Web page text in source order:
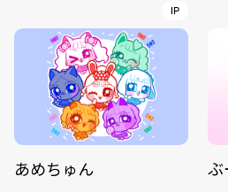
IP
あめちゅん ぶ